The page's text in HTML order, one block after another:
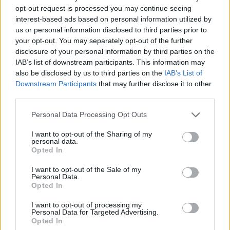
opt-out request is processed you may continue seeing
interest-based ads based on personal information utilized by
us or personal information disclosed to third parties prior to
your opt-out. You may separately opt-out of the further
disclosure of your personal information by third parties on the
IAB’s list of downstream participants. This information may
also be disclosed by us to third parties on the IAB’s List of
Downstream Participants that may further disclose it to other
Personal Data Processing Opt Outs
I want to opt-out of the Sharing of my
personal data.
Opted In
I want to opt-out of the Sale of my
Personal Data.
Opted In
I want to opt-out of processing my
Personal Data for Targeted Advertising.
Opted In
основачот на „Телеграм“
ВО ОВАА ПИЦЕРИЈА НАЈСКАПА Е
ПРАЗНАТА ЧИНИЈА! И не е само
тоа, но зошто туристите го трпат?
НАЈЧИТАНИ ВО ПОСЛЕДНИ 7 ДЕНА
МАКЕДОНИЈА ИМА СВЕТСКА
ПИСТА: Огромниот Боинг 777
Скопје
УАПСЕН МАКЕДОНЕЦОТ АНДРЕЈ
СКОКНА МИНИМАЛНИОТ
ИЗНОС ЗА К-15: Еве колку